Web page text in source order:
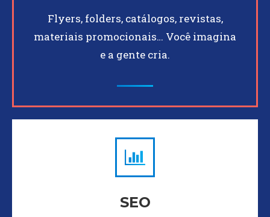
Flyers, folders, catálogos, revistas,
materiais promocionais… Você imagina
e a gente cria.
SEO